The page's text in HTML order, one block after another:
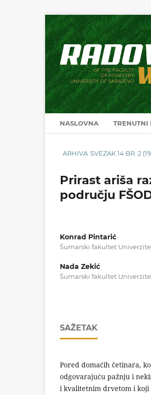
NASLOVNA TRENUTNI
ARHIVA SVEZAK 14 BR. 2
Prirast ariša
području
Konrad Pintarić
Šumarski fakultet
Nada Zekić
Šumarski fakultet
SAŽETAK
Pored domaćih četinara,
odgovarajuću pažnju i
i kvalitetnim drvetom i koji